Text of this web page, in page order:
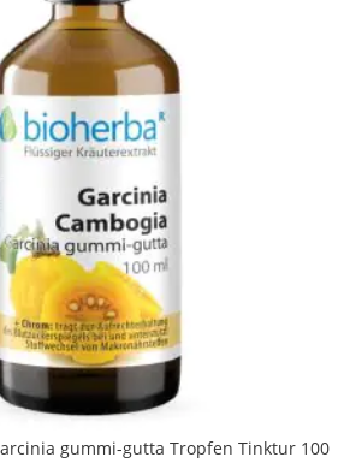
gummi-gutta Tropfen Tinktur 100